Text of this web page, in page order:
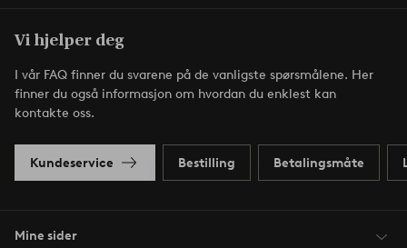
Vi hjelper deg
I vår FAQ finner du svarene på de vanligste spørsmålene. Her
finner du også informasjon om hvordan du enklest kan
kontakte oss.
Kundeservice Bestilling Betalingsmåte
Mine sider